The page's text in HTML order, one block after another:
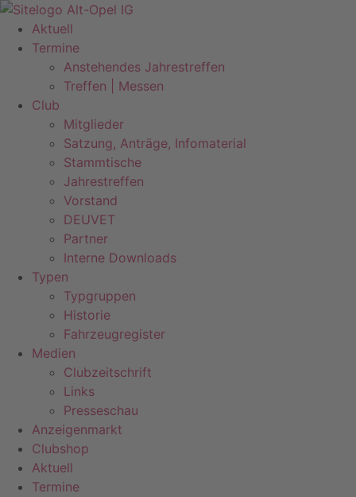
Zum
Inhalt
springen
Aktuell
Termine
Anstehendes Jahrestreffen
Treffen | Messen
Club
Mitglieder
Satzung, Anträge, Infomaterial
Stammtische
Jahrestreffen
Vorstand
DEUVET
Partner
Interne Downloads
Typen
Typgruppen
Historie
Fahrzeugregister
Medien
Clubzeitschrift
Links
Presseschau
Anzeigenmarkt
Clubshop
Aktuell
Termine